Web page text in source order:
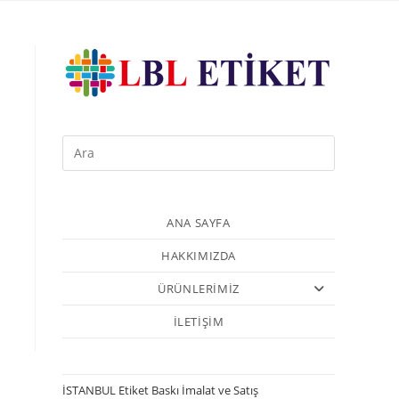
ANA SAYFA
HAKKIMIZDA
ÜRÜNLERİMİZ
İLETİŞİM
İSTANBUL Etiket Baskı İmalat ve Satış